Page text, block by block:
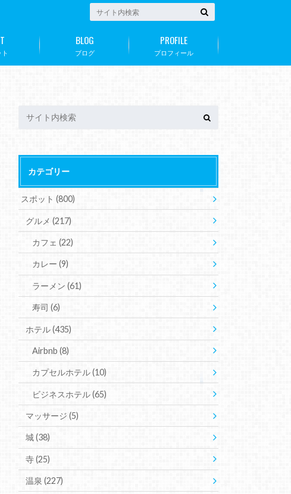
ブログ
BLOG
プロフィール
PROFILE
カテゴリー
スポット(800)
グルメ (217)
カフェ(22)
カレー(9)
ラーメン(61)
寿司(6)
ホテル(435)
Airbnb(8)
カプセルホテル(10)
ビジネスホテル(65)
マッサージ (5)
城(38)
寺(25)
温泉 (227)